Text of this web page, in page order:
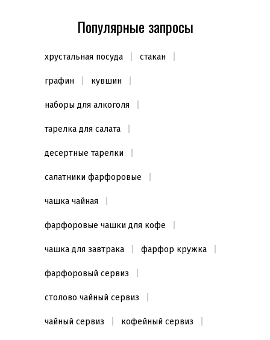
Популярные запросы
хрустальная посуда стакан
графин кувшин
наборы для алкоголя
тарелка для салата
десертные тарелки
салатники фарфоровые
чашка чайная
фарфоровые чашки для кофе
чашка для завтрака фарфор кружка
фарфоровый сервиз
столово чайный сервиз
чайный сервиз кофейный сервиз